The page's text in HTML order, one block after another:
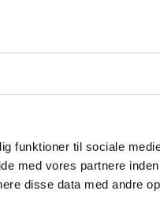
funktioner til sociale
med vores partnere
disse data med andre